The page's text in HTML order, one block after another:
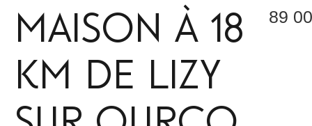
maison à 18
km de lizy
89